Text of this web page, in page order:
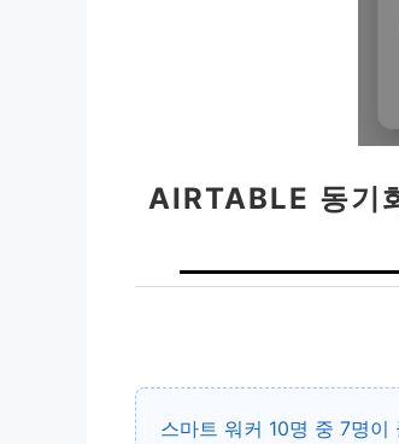
AIRTABLE 동기
스마트 워커 10명 중 7명